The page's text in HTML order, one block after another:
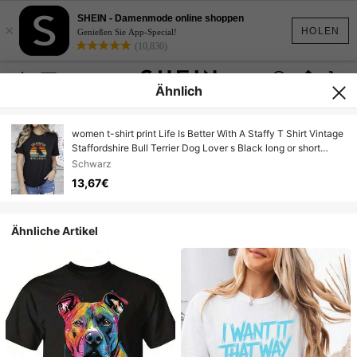
HOLEN
×
SHEIN - Damenmode online shoppen
Genießen Sie App-Special!
(10,830)
Ähnlich
women t-shirt print Life Is Better With A Staffy T Shirt Vintage
Staffordshire Bull Terrier Dog Lover s Black long or short
sleeves
Schwarz
13,67€
Ähnliche Artikel